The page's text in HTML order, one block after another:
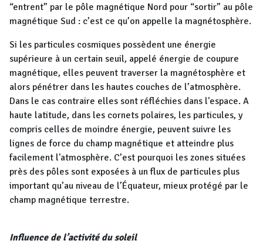
“entrent” par le pôle magnétique Nord pour “sortir” au pôle
magnétique Sud : c’est ce qu’on appelle la magnétosphère.
Si les particules cosmiques possèdent une énergie
supérieure à un certain seuil, appelé énergie de coupure
magnétique, elles peuvent traverser la magnétosphère et
alors pénétrer dans les hautes couches de l’atmosphère.
Dans le cas contraire elles sont réfléchies dans l'espace. A
haute latitude, dans les cornets polaires, les particules, y
compris celles de moindre énergie, peuvent suivre les
lignes de force du champ magnétique et atteindre plus
facilement l'atmosphère. C’est pourquoi les zones situées
près des pôles sont exposées à un flux de particules plus
important qu’au niveau de l’Équateur, mieux protégé par le
champ magnétique terrestre.
Influence de l’activité du soleil